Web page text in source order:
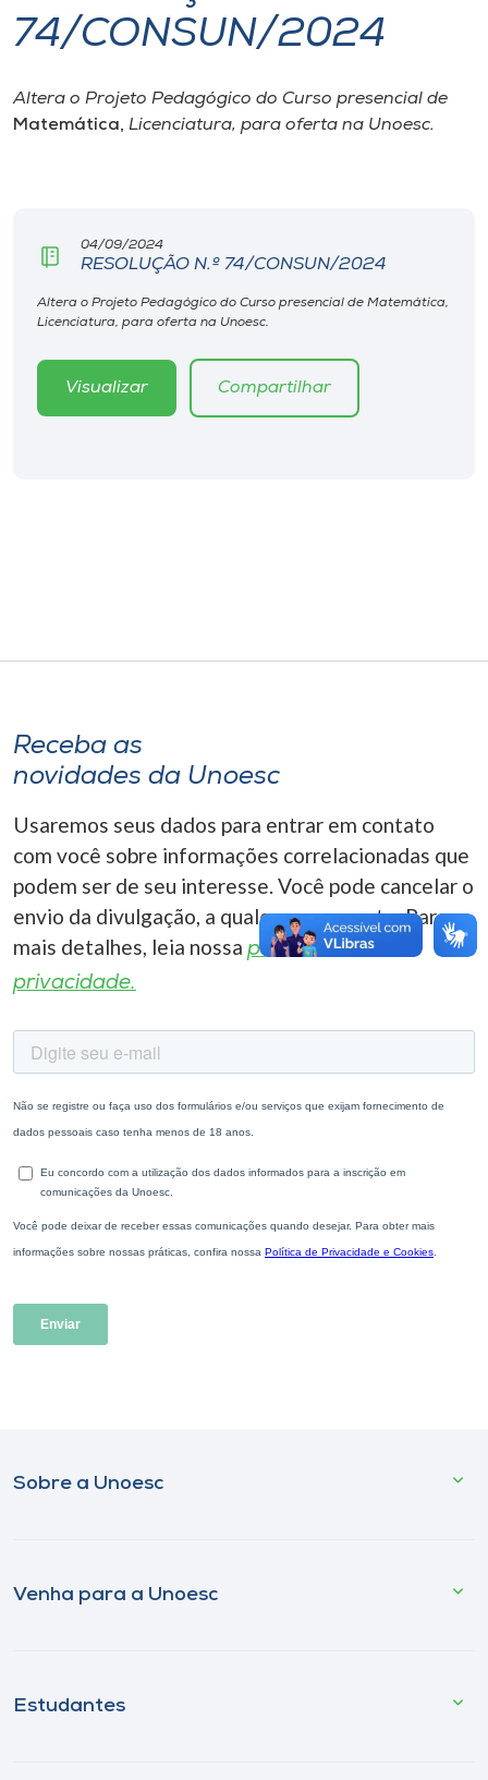
I.nova
Diplomados
CPA
Biblioteca
Editora
A-
74/CONSUN/2024
Altera o Projeto Pedagógico do Curso presencial de
Matemática, Licenciatura, para oferta na Unoesc.
04/09/2024
RESOLUÇÃO N.º 74/CONSUN/2024
Altera o Projeto Pedagógico do Curso presencial de Matemática,
Licenciatura, para oferta na Unoesc.
Visualizar Compartilhar
Receba as
novidades da Unoesc
Usaremos seus dados para entrar em contato
com você sobre informações correlacionadas que
podem ser de seu interesse. Você pode cancelar o
envio da divulgação, a qualquer momento. Para
mais detalhes, leia nossa política de
privacidade.
Sobre a Unoesc
Venha para a Unoesc
Estudantes